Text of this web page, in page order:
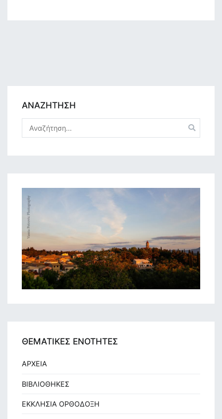
ΑΝΑΖΗΤΗΣΗ
Αναζήτηση
για:
ΘΕΜΑΤΙΚΕΣ ΕΝΟΤΗΤΕΣ
ΑΡΧΕΙΑ
ΒΙΒΛΙΟΘΗΚΕΣ
ΕΚΚΛΗΣΙΑ ΟΡΘΟΔΟΞΗ